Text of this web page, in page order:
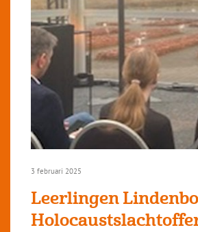
3 februari 2025
Leerlingen